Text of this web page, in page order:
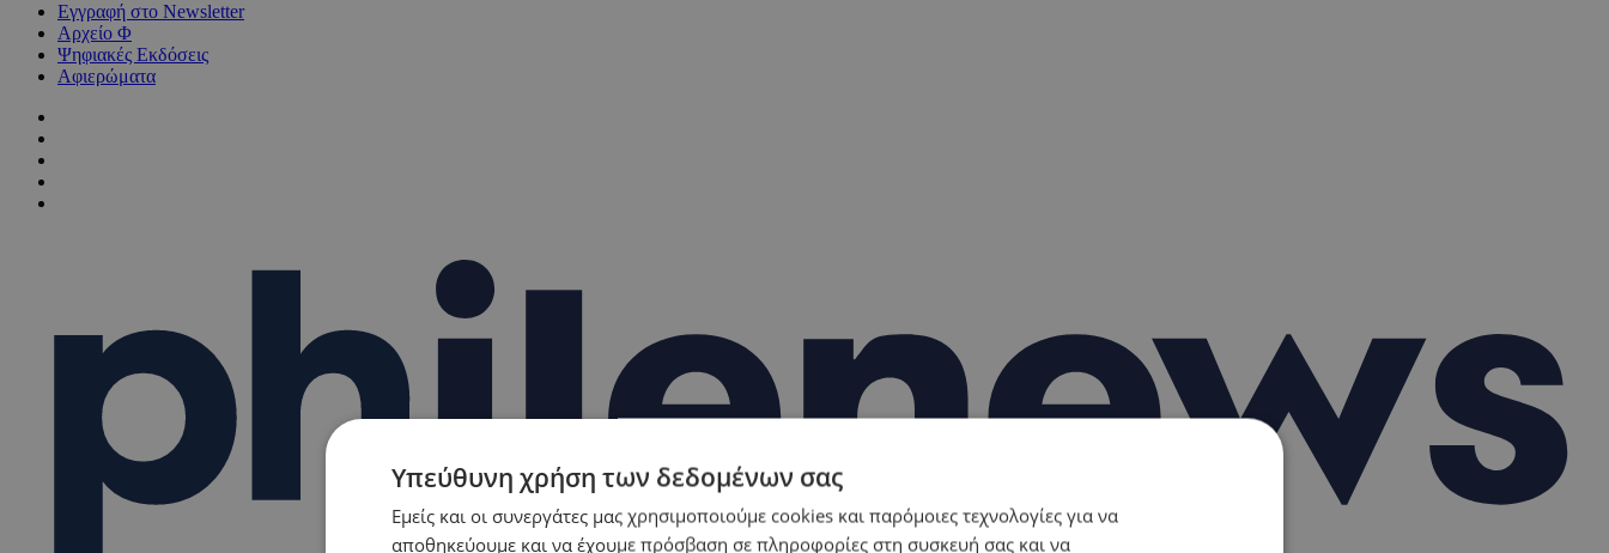
Εγγραφή στο Newsletter
Αρχείο Φ
Ψηφιακές Εκδόσεις
Αφιερώματα
Υπεύθυνη χρήση των δεδομένων σας
Εμείς και οι συνεργάτες μας χρησιμοποιούμε cookies και παρόμοιες τεχνολογίες για να
αποθηκεύουμε και να έχουμε πρόσβαση σε πληροφορίες στη συσκευή σας και να